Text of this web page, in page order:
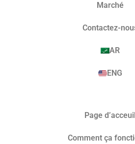
Marché​
Contactez-
AR
ENG
Page d’acceuil
Comment ça